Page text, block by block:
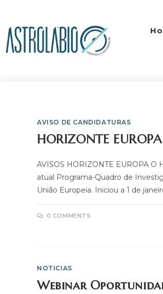
AVISO DE CANDIDATURAS
HORIZONTE EUROPA
AVISOS HORIZONTE EUROPA O
atual Programa-Quadro de
União Europeia. Iniciou a 1 de
0 COMMENTS
NOTICIAS
Webinar